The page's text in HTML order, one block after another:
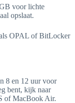
voor lichte
opslaat.
OPAL of BitLocker
8 en 12 uur voor
bent, kijk naar
of MacBook Air.